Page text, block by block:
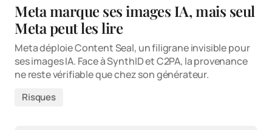
Meta marque ses images IA, mais seul
Meta peut les lire
Meta déploie Content Seal, un filigrane invisible pour
ses images IA. Face à SynthID et C2PA, la provenance
ne reste vérifiable que chez son générateur.
Risques